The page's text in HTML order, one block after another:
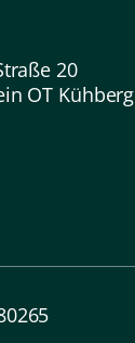
20
OT Kühberg